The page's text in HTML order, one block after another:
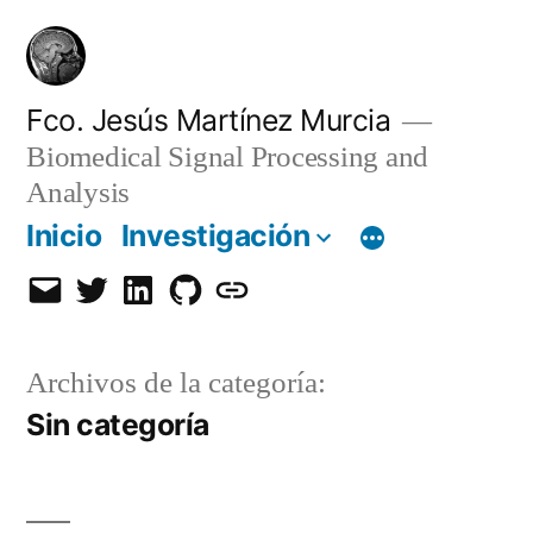
Saltar
contenido
Fco. Jesús Martínez Murcia
Biomedical Signal Processing and
Analysis
Inicio Investigación
EmailTwitterLinkedInGitHub
Orcid
Archivos de la categoría:
Sin categoría